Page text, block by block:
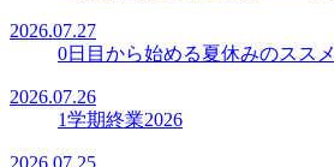
2026.07.27
0日目から始める夏休みのススメ
2026.07.26
1学期終業2026